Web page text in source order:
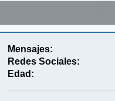
Mensajes:
Redes Sociales:
Edad: